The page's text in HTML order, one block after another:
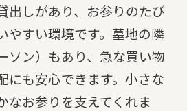
出しがあり、お参りのたび
やすい環境です。墓地の隣
ソン）もあり、急な買い物
にも安心できます。小さな
なお参りを支えてくれま